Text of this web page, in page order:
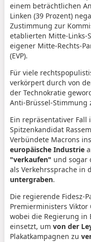
einem beträchtlichen
Linken (39 Prozent)
Zustimmung zur
etablierten Mitte-Links-
eigener Mitte-Rechts-
(EVP).
Für viele
verkörpert durch von
der Technokratie
Anti-Brüssel-Stimmung
Ein repräsentativer Fall
Spitzenkandidat
Verbündete Macrons
europäische Industrie
"verkaufen" und sogar
als Verkehrssprache in
untergraben.
Die regierende Fidesz-
Premierministers
wobei die Regierung in
einsetzt, um von der
Plakatkampagnen zu